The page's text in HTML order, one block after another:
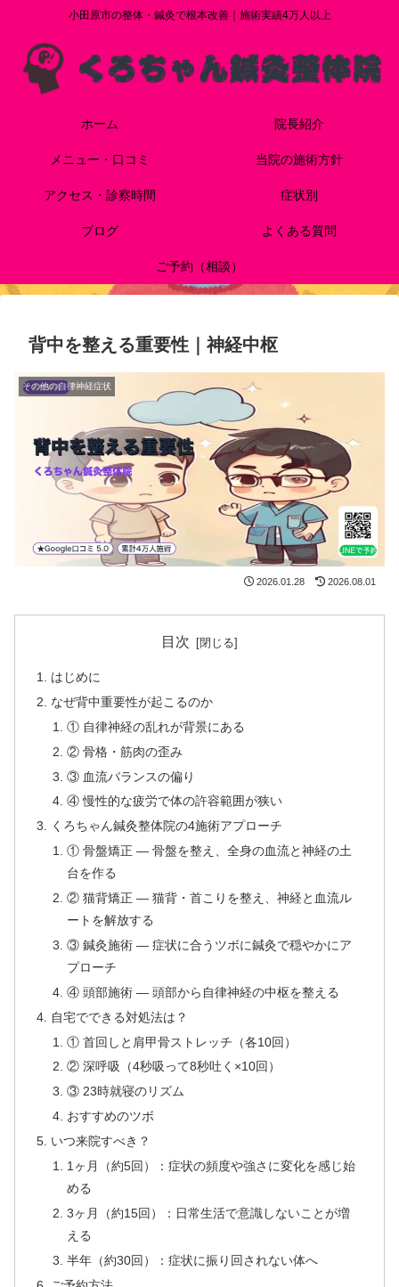
小田原市の整体・鍼灸で根本改善｜施術実績4万人以上
ホーム 院長紹介
メニュー・口コミ 当院の施術方針
アクセス・診察時間 症状別
ブログ よくある質問
ご予約（相談）
背中を整える重要性｜神経中枢
その他の自律神経症状
2026.01.28 2026.08.01
目次
はじめに
なぜ背中重要性が起こるのか
① 自律神経の乱れが背景にある
② 骨格・筋肉の歪み
③ 血流バランスの偏り
④ 慢性的な疲労で体の許容範囲が狭い
くろちゃん鍼灸整体院の4施術アプローチ
① 骨盤矯正 — 骨盤を整え、全身の血流と神経の土
台を作る
② 猫背矯正 — 猫背・首こりを整え、神経と血流ル
ートを解放する
③ 鍼灸施術 — 症状に合うツボに鍼灸で穏やかにア
プローチ
④ 頭部施術 — 頭部から自律神経の中枢を整える
自宅でできる対処法は？
① 首回しと肩甲骨ストレッチ（各10回）
② 深呼吸（4秒吸って8秒吐く×10回）
③ 23時就寝のリズム
おすすめのツボ
いつ来院すべき？
1ヶ月（約5回）：症状の頻度や強さに変化を感じ始
める
3ヶ月（約15回）：日常生活で意識しないことが増
える
半年（約30回）：症状に振り回されない体へ